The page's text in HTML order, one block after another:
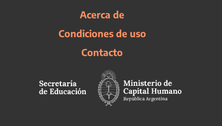
Acerca de
Condiciones de uso
Contacto